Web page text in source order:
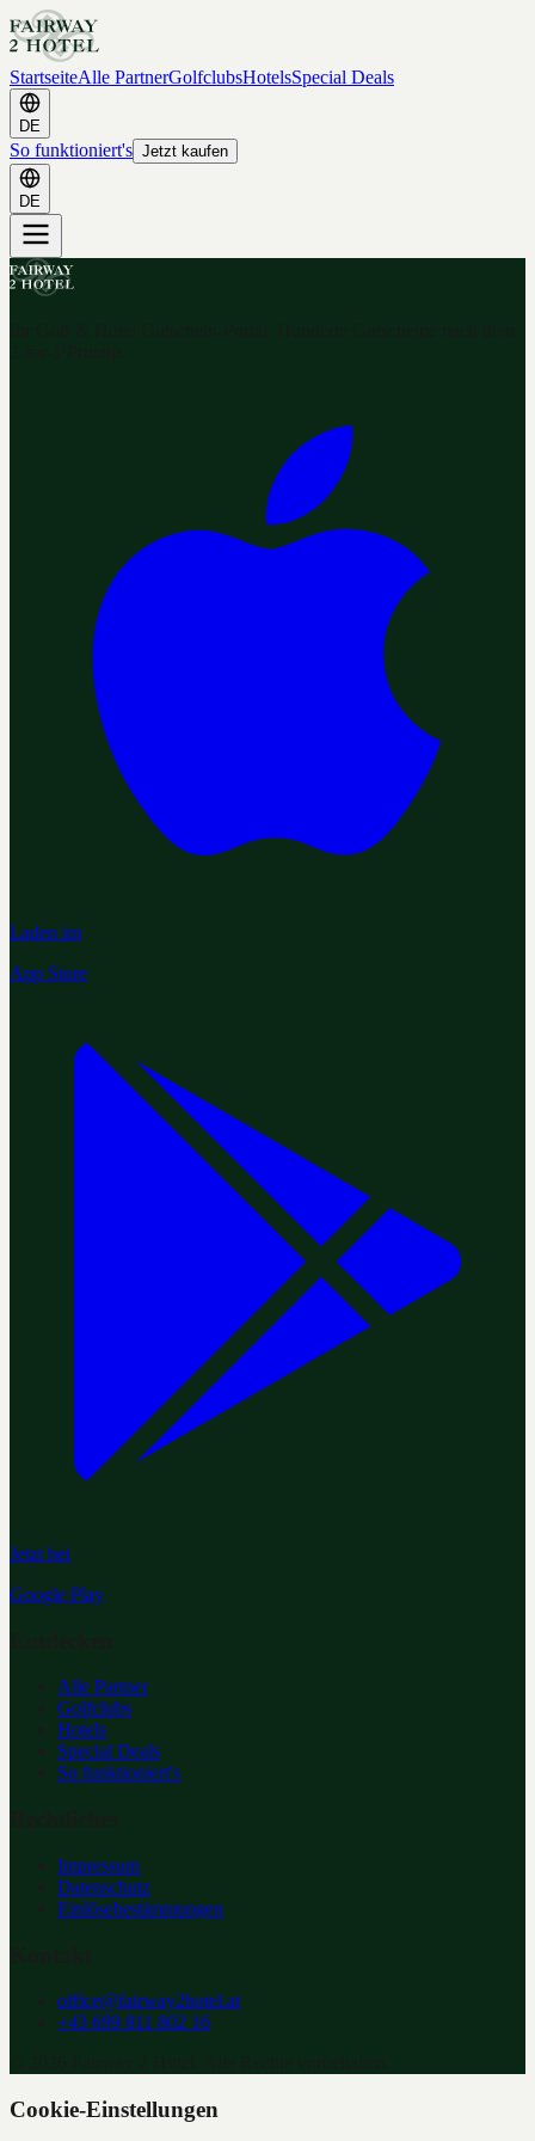
StartseiteAlle PartnerGolfclubsHotelsSpecial Deals
DE
So funktioniert's Jetzt kaufen
DE
Laden im
App Store
Jetzt bei
Google Play
Alle Partner
Golfclubs
Hotels
Special Deals
So funktioniert's
Impressum
Datenschutz
Einlösebestimmungen
office@fairway2hotel.at
+43 699 811 802 16
Cookie-Einstellungen